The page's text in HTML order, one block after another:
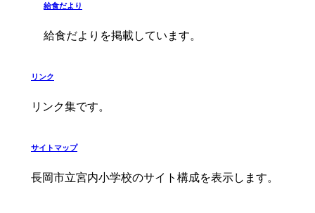
給食だより
給食だよりを掲載しています。
リンク
リンク集です。
サイトマップ
長岡市立宮内小学校のサイト構成を表示します。